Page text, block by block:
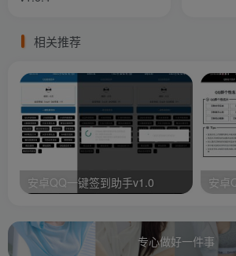
相关推荐
安卓QQ一键签到助手v1.0 安卓
专心做好一件事